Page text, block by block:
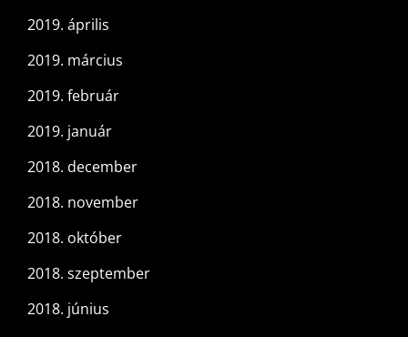
2019. április
2019. március
2019. február
2019. január
2018. december
2018. november
2018. október
2018. szeptember
2018. június